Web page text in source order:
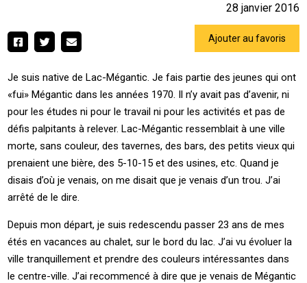
28 janvier 2016
Ajouter au favoris
Je suis native de Lac-Mégantic. Je fais partie des jeunes qui ont
«fui» Mégantic dans les années 1970. Il n’y avait pas d’avenir, ni
pour les études ni pour le travail ni pour les activités et pas de
défis palpitants à relever. Lac-Mégantic ressemblait à une ville
morte, sans couleur, des tavernes, des bars, des petits vieux qui
prenaient une bière, des 5-10-15 et des usines, etc. Quand je
disais d’où je venais, on me disait que je venais d’un trou. J’ai
arrêté de le dire.
Depuis mon départ, je suis redescendu passer 23 ans de mes
étés en vacances au chalet, sur le bord du lac. J’ai vu évoluer la
ville tranquillement et prendre des couleurs intéressantes dans
le centre-ville. J’ai recommencé à dire que je venais de Mégantic